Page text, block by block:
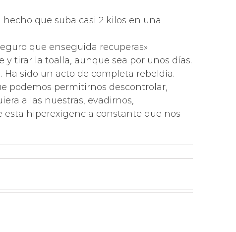
que suba casi 2 kilos en una
que enseguida recuperas»
tirar la toalla, aunque sea por unos días.
sido un acto de completa rebeldía.
podemos permitirnos descontrolar,
a las nuestras, evadirnos,
esta hiperexigencia constante que nos